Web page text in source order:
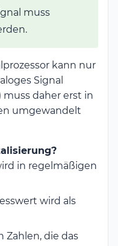
muss
kann nur
Signal
daher erst in
umgewandelt
in regelmäßigen
wird als
Zahlen, die das